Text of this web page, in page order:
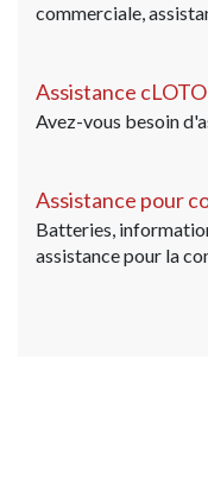
commerciale,
Assistance cLOTO
Avez-vous besoin
Assistance pour
Batteries,
assistance pour la